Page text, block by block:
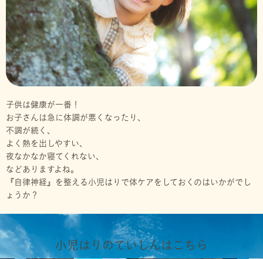
子供は健康が一番！
お子さんは急に体調が悪くなったり、
不調が続く、
よく熱を出しやすい、
夜なかなか寝てくれない、
などありますよね。
『自律神経』を整える小児はりで体ケアをしておくのはいかがでし
ょうか？
小児はりのていしんはこちら